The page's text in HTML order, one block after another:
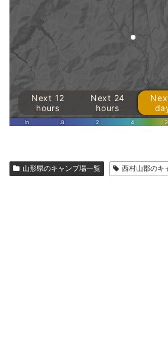
山形県のキャンプ場一覧 西村山郡のキ